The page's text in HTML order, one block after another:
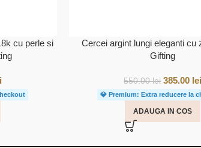
cu perle si
Cercei argint lungi eleganti cu
Gifting
550.00lei 385.00 lei
💎 Premium: Extra reducere la
ADAUGA IN COS